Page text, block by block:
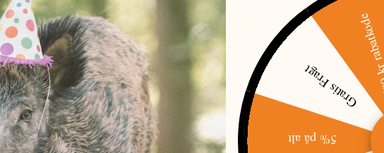
med Gore-Tex membran
5% på alt
Gratis Fragt500 kr